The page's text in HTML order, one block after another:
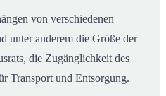
von verschiedenen
unter anderem die Größe der
die Zugänglichkeit des
Transport und Entsorgung.